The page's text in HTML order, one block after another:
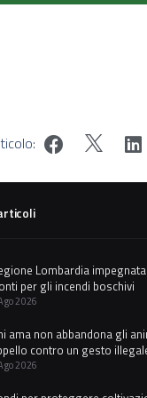
Lombardia
per gli incendi boschivi
2026
ama non abbandona gli
contro un gesto
2026